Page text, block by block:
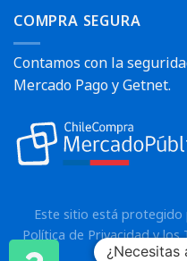
COMPRA SEGURA
Contamos con la
Mercado Pago y Getnet.
Este sitio está protegido
Política de Privacidady los
¿Necesitas